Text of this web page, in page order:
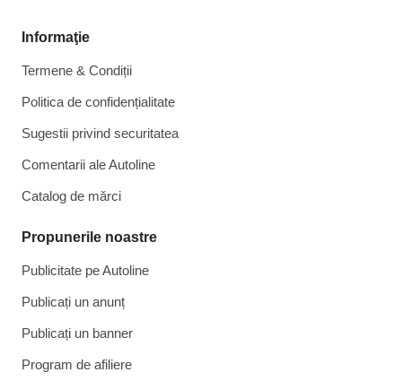
Informaţie
Termene & Condiții
Politica de confidențialitate
Sugestii privind securitatea
Comentarii ale Autoline
Catalog de mărcі
Propunerile noastre
Publicitate pe Autoline
Publicați un anunț
Publicați un banner
Program de afiliere